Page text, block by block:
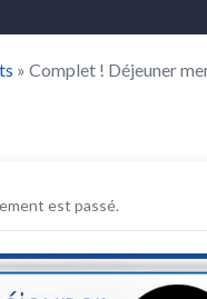
»Complet ! Déjeuner
est passé.